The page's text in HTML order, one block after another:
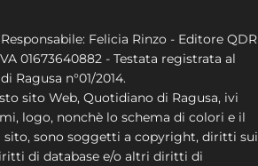
Felicia Rinzo - Editore QDR
01673640882 - Testata registrata al
Ragusa n°01/2014.
sito Web, Quotidiano di Ragusa, ivi
logo, nonchè lo schema di colori e il
sito, sono soggetti a copyright, diritti sui
di database e/o altri diritti di